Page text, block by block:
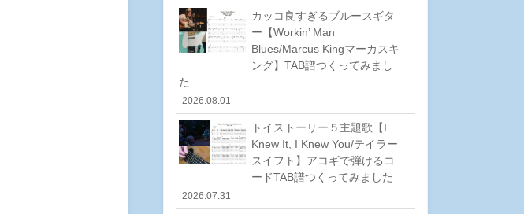
カッコ良すぎるブルースギタ
ー【Workin’ Man
Blues/Marcus Kingマーカスキ
ング】TAB譜つくってみまし
た
2026.08.01
トイストーリー５主題歌【I
Knew It, I Knew You/テイラー
スイフト】アコギで弾けるコ
ードTAB譜つくってみました
2026.07.31